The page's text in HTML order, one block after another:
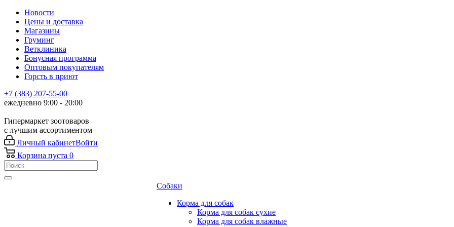
Новости
Цены и доставка
Магазины
Груминг
Ветклиника
Бонусная программа
Оптовым покупателям
Горсть в приют
+7 (383) 207-55-00
ежедневно 9:00 - 20:00
Гипермаркет зоотоваров
с лучшим ассортиментом
Личный кабинетВойти
Корзина пуста 0
Собаки
Корма для собак
Корма для собак сухие
Корма для собак влажные